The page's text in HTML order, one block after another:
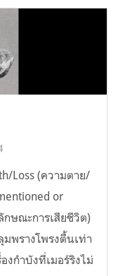
Loss (ความตาย/
or
กษณะการเสียชีวิต)
พรางโพรงตื้นเท่า
งกำบังที่เมอร์ริงไม่